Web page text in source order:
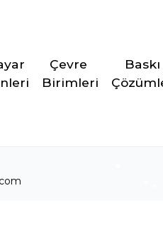
Çevre
Birimleri
Baskı